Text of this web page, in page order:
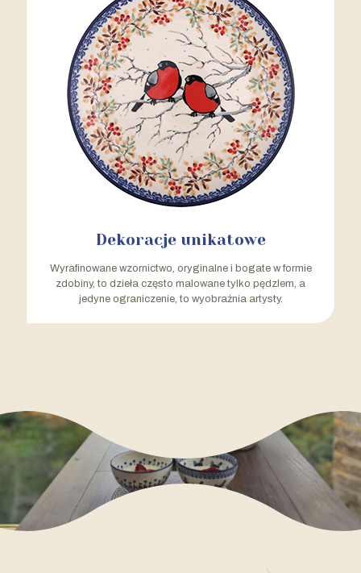
Dekoracje unikatowe
Wyrafinowane wzornictwo, oryginalne i bogate w formie
zdobiny, to dzieła często malowane tylko pędzlem, a
jedyne ograniczenie, to wyobraźnia artysty.